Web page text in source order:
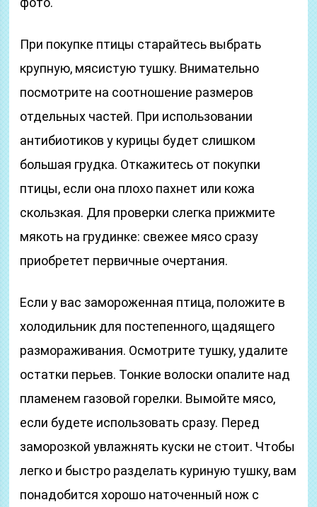
При покупке птицы старайтесь выбрать
крупную, мясистую тушку. Внимательно
посмотрите на соотношение размеров
отдельных частей. При использовании
антибиотиков у курицы будет слишком
большая грудка. Откажитесь от покупки
птицы, если она плохо пахнет или кожа
скользкая. Для проверки слегка прижмите
мякоть на грудинке: свежее мясо сразу
приобретет первичные очертания.
Если у вас замороженная птица, положите в
холодильник для постепенного, щадящего
размораживания. Осмотрите тушку, удалите
остатки перьев. Тонкие волоски опалите над
пламенем газовой горелки. Вымойте мясо,
если будете использовать сразу. Перед
заморозкой увлажнять куски не стоит. Чтобы
легко и быстро разделать куриную тушку, вам
понадобится хорошо наточенный нож с